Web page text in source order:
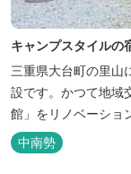
キャンプスタイル
三重県大台町の里山
設です。かつて地域
館」をリノベーショ
る“キャンプ気分”の宿とし
ェックイン 15：00
中南勢